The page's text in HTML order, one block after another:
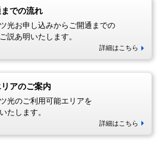
での流れ
光お申し込みからご開通までの
説あ明いたします。
詳細はこちら
アのご案内
光のご利用可能エリアを
たします。
詳細はこちら